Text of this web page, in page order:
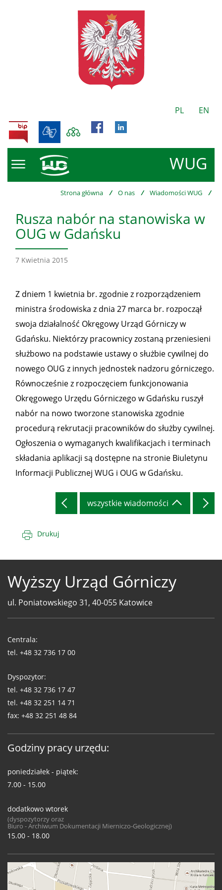
PL EN
WUG
BIP
Strona główna / O nas / Wiadomości WUG /
Rusza nabór na stanowiska w
OUG w Gdańsku
7 Kwietnia 2015
Z dniem 1 kwietnia br. zgodnie z rozporządzeniem
ministra środowiska z dnia 27 marca br. rozpoczął
swoja działalność Okręgowy Urząd Górniczy w
Gdańsku. Niektórzy pracownicy zostaną przeniesieni
służbowo na podstawie ustawy o służbie cywilnej do
nowego OUG z innych jednostek nadzoru górniczego.
Równocześnie z rozpoczęciem funkcjonowania
Okręgowego Urzędu Górniczego w Gdańsku ruszył
nabór na nowo tworzone stanowiska zgodnie
procedurą rekrutacji pracowników do służby cywilnej.
Ogłoszenia o wymaganych kwalifikacjach i terminach
składania aplikacji są dostępne na stronie Biuletynu
Informacji Publicznej WUG i OUG w Gdańsku.
wszystkie wiadomości
Drukuj
Wyższy Urząd Górniczy
ul. Poniatowskiego 31, 40-055 Katowice
WUG
Centrala:
tel. +48 32 736 17 00
Dyspozytor:
tel. +48 32 736 17 47
tel. +48 32 251 14 71
fax: +48 32 251 48 84
Godziny pracy urzędu:
poniedziałek - piątek:
7.00 - 15.00
dodatkowo wtorek
(dyspozytorzy oraz
Biuro - Archiwum Dokumentacji Mierniczo-Geologicznej)
15.00 - 18.00